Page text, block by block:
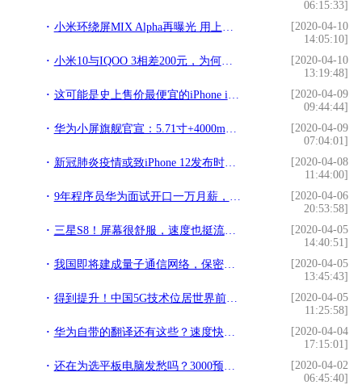
06:15:33]
小米环绕屏MIX Alpha再曝光 用上新专利
[2020-04-10
14:05:10]
小米10与IQOO 3相差200元，为何网友们都支持小米10？
[2020-04-10
13:19:48]
这可能是史上售价最便宜的iPhone iPhone9曝光信息汇总
[2020-04-09
09:44:44]
华为小屏旗舰官宣：5.71寸+4000mAh，3月1日见
[2020-04-09
07:04:01]
新冠肺炎疫情或致iPhone 12发布时间推迟数周
[2020-04-08
11:44:00]
9年程序员华为面试开口一万月薪，被淘汰后感叹：应该要2万工资
[2020-04-06
20:53:58]
三星S8！屏幕很舒服，速度也挺流畅！当个备用机很好用
[2020-04-05
14:40:51]
我国即将建成量子通信网络，保密性100%，无人能够破解！
[2020-04-05
13:45:43]
得到提升！中国5G技术位居世界前列，未来传统家具将全都淘汰
[2020-04-05
11:25:58]
华为自带的翻译还有这些？速度快、准确率高、效果好，太实用了
[2020-04-04
17:15:01]
还在为选平板电脑发愁吗？3000预算你可以考虑这几款平板电脑
[2020-04-02
06:45:40]